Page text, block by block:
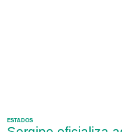
ESTADOS